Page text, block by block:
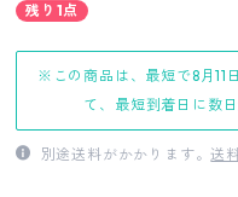
残り1点
※この商品は、最短で8月11
て、最短到着日に数
別途送料がかかります。送